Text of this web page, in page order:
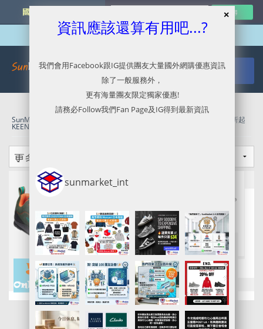
國外網購最新資訊
SunMarket 代購．代運．代寄 KEEN官網代購/代運/集運服務指南 | 5折起
KEEN FOOTWEAR BLAC FRIDAY SALE
資訊應該還算有用吧...?
我們會用Facebook跟IG提供團友大量國外網購優惠資訊
除了一般服務外，
更有海量團友限定獨家優惠!
請務必Follow我們Fan Page及IG得到最新資訊
sunmarket_int